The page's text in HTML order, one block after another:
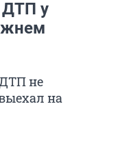
ДТП у
не
на